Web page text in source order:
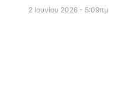
2 Ιουνίου 2026 - 5:09πμ